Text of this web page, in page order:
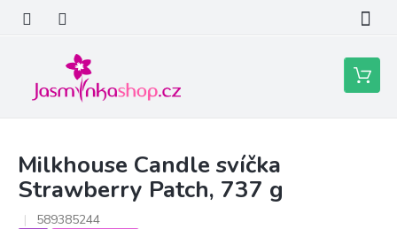
obsah
Nákupní
košík
Milkhouse Candle svíčka
Strawberry Patch, 737 g
589385244